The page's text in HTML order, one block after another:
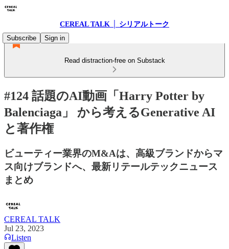
CEREAL TALK │ シリアルトーク
Subscribe
Sign in
Read distraction-free on Substack
#124 話題のAI動画「Harry Potter by
Balenciaga」 から考えるGenerative AI
と著作権
ビューティー業界のM&Aは、高級ブランドからマ
ス向けブランドへ、最新リテールテックニュース
まとめ
CEREAL TALK
Jul 23, 2023
Listen